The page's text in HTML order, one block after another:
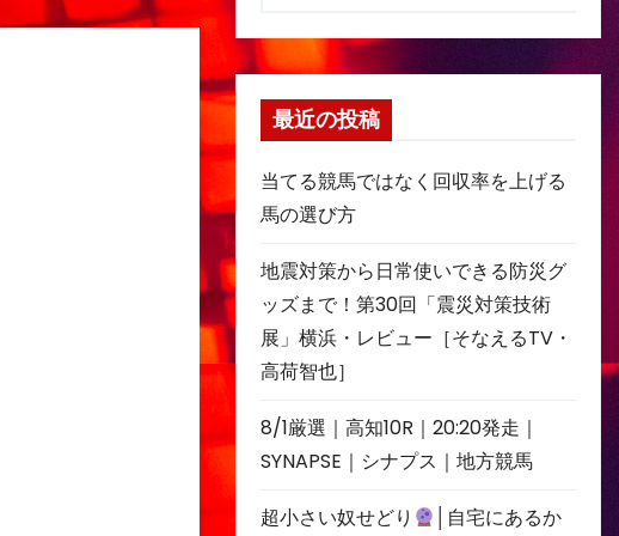
最近の投稿
当てる競馬ではなく回収率を上げる
馬の選び方
地震対策から日常使いできる防災グ
ッズまで！第30回「震災対策技術
展」横浜・レビュー［そなえるTV・
高荷智也］
8/1厳選｜高知10R｜20:20発走｜
SYNAPSE｜シナプス｜地方競馬
超小さい奴せどり
│自宅にあるか